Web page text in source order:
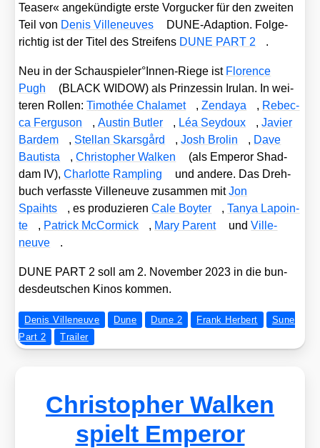
Teaser« ange­kün­dig­te ers­te Vor­gu­cker für den zwei­ten
Teil von Denis Ville­neu­ves
DUNE-Adap­ti­on. Fol­ge­
rich­tig ist der Titel des Strei­fens DUNE PART 2 .
Neu in der Schauspieler°Innen-Riege ist Flo­rence
Pugh
(BLACK WIDOW) als Prin­zes­sin Iru­lan. In wei­
te­ren Rol­len:Timo­thée Cha­l­a­met ,Zen­da­ya , Rebec­
ca Fer­gu­son
,Aus­tin But­ler , Léa Sey­doux ,Javier
Bar­dem
, Stel­lan Skars­gård ,Josh Bro­lin , Dave
Bau­tis­ta
,Chris­to­pher Wal­ken
(als Emper­or Shad­
dam IV),Char­lot­te Ram­pling
und ande­re. Das Dreh­
buch ver­fass­te Ville­neuve zusam­men mitJon
Spaihts
, es pro­du­zie­renCale Boy­ter ,Tanya Lapoin­
te
, Patrick McCor­mick , Mary Parent undVille­
neuve
.
DUNE PART 2 soll am 2. Novem­ber 2023 in die bun­
des­deut­schen Kinos kom­men.
Denis Villeneuve Dune Dune 2 Frank Herbert
Sune
Part 2
Trailer
Christopher Walken
spielt Emperor